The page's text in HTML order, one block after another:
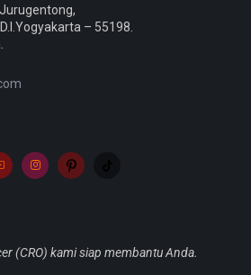
– 55198.
(CRO) kami siap membantu Anda.